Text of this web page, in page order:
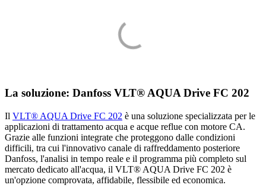
La soluzione: Danfoss VLT® AQUA Drive FC 202
Il VLT® AQUA Drive FC 202 è una soluzione specializzata per le
applicazioni di trattamento acqua e acque reflue con motore CA.
Grazie alle funzioni integrate che proteggono dalle condizioni
difficili, tra cui l'innovativo canale di raffreddamento posteriore
Danfoss, l'analisi in tempo reale e il programma più completo sul
mercato dedicato all'acqua, il VLT® AQUA Drive FC 202 è
un'opzione comprovata, affidabile, flessibile ed economica.